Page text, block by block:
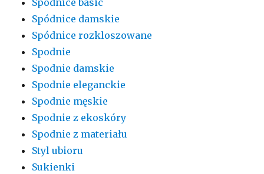
Spódnice basic
Spódnice damskie
Spódnice rozkloszowane
Spodnie
Spodnie damskie
Spodnie eleganckie
Spodnie męskie
Spodnie z ekoskóry
Spodnie z materiału
Styl ubioru
Sukienki